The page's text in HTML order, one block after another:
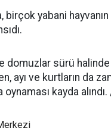
birçok yabani hayvanın
domuzlar sürü halinde
ayı ve kurtların da
kayda